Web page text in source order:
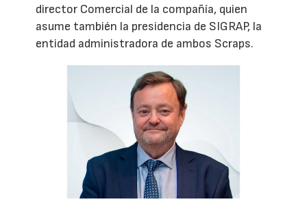
director Comercial de la compañía, quien
asume también la presidencia de SIGRAP, la
entidad administradora de ambos Scraps.